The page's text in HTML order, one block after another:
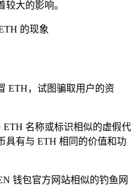
大的影响。
的现象
ETH，试图骗取用户的资
ETH 名称或标识相似的虚假代
具有与 ETH 相同的价值和功
钱包官方网站相似的钓鱼网